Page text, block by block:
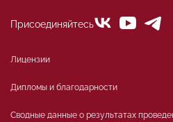
Присоединяйтесь
Лицензии
Дипломы и благодарности
Сводные данные о результатах